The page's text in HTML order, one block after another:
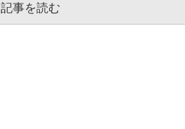
記事を読む